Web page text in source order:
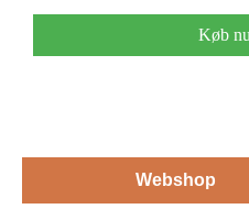
Køb
Webshop